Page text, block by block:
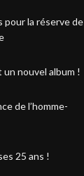
pour la réserve de
nouvel album !
de l’homme-
25 ans !